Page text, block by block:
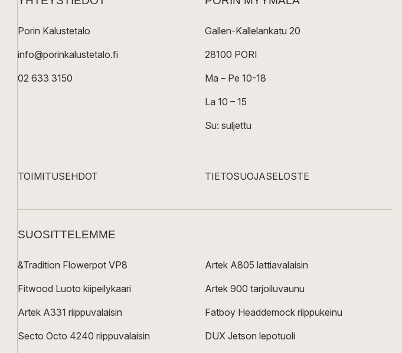
Porin Kalustetalo
info@porinkalustetalo.fi
02 633 3150
Gallen-Kallelankatu 20
28100 PORI
Ma – Pe 10-18
La 10 – 15
Su: suljettu
TOIMITUSEHDOT TIETOSUOJASELOSTE
SUOSITTELEMME
&Tradition Flowerpot VP8
Fitwood Luoto kiipeilykaari
Artek A331 riippuvalaisin
Secto Octo 4240 riippuvalaisin
Artek A805 lattiavalaisin
Artek 900 tarjoiluvaunu
Fatboy Headdemock riippukeinu
DUX Jetson lepotuoli